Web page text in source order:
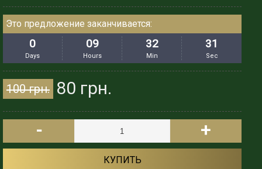
Это предложение заканчивается:
0
Days
09
Hours
32
Min
28
Sec
100 грн. 80 грн.
- +
КУПИТЬ